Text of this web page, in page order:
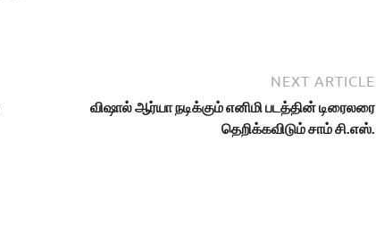
NEXT ARTICLE
விஷால் ஆர்யா நடிக்கும் எனிமி படத்தின் டிரைலரை
தெறிக்கவிடும் சாம் சி.எஸ்.